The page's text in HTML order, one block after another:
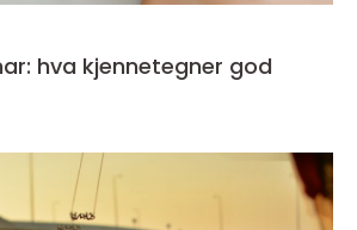
hva kjennetegner god